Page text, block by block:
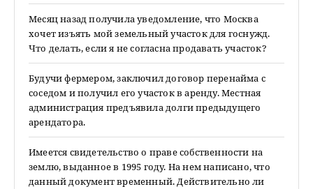
Месяц назад получила уведомление, что Москва
хочет изъять мой земельный участок для госнужд.
Что делать, если я не согласна продавать участок?
Будучи фермером, заключил договор перенайма с
соседом и получил его участок в аренду. Местная
администрация предъявила долги предыдущего
арендатора.
Имеется свидетельство о праве собственности на
землю, выданное в 1995 году. На нем написано, что
данный документ временный. Действительно ли